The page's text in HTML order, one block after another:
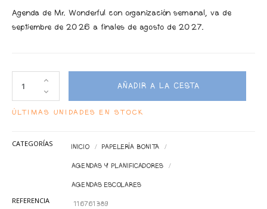
Agenda de Mr. Wonderful con organización semanal, va de
septiembre de 2026 a finales de agosto de 2027.
AÑADIR A LA CESTA
ÚLTIMAS UNIDADES EN STOCK
CATEGORÍAS INICIO PAPELERÍA BONITA
AGENDAS Y PLANIFICADORES
AGENDAS ESCOLARES
REFERENCIA 116761389